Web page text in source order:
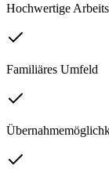
Hochwertige
Familiäres Umfeld